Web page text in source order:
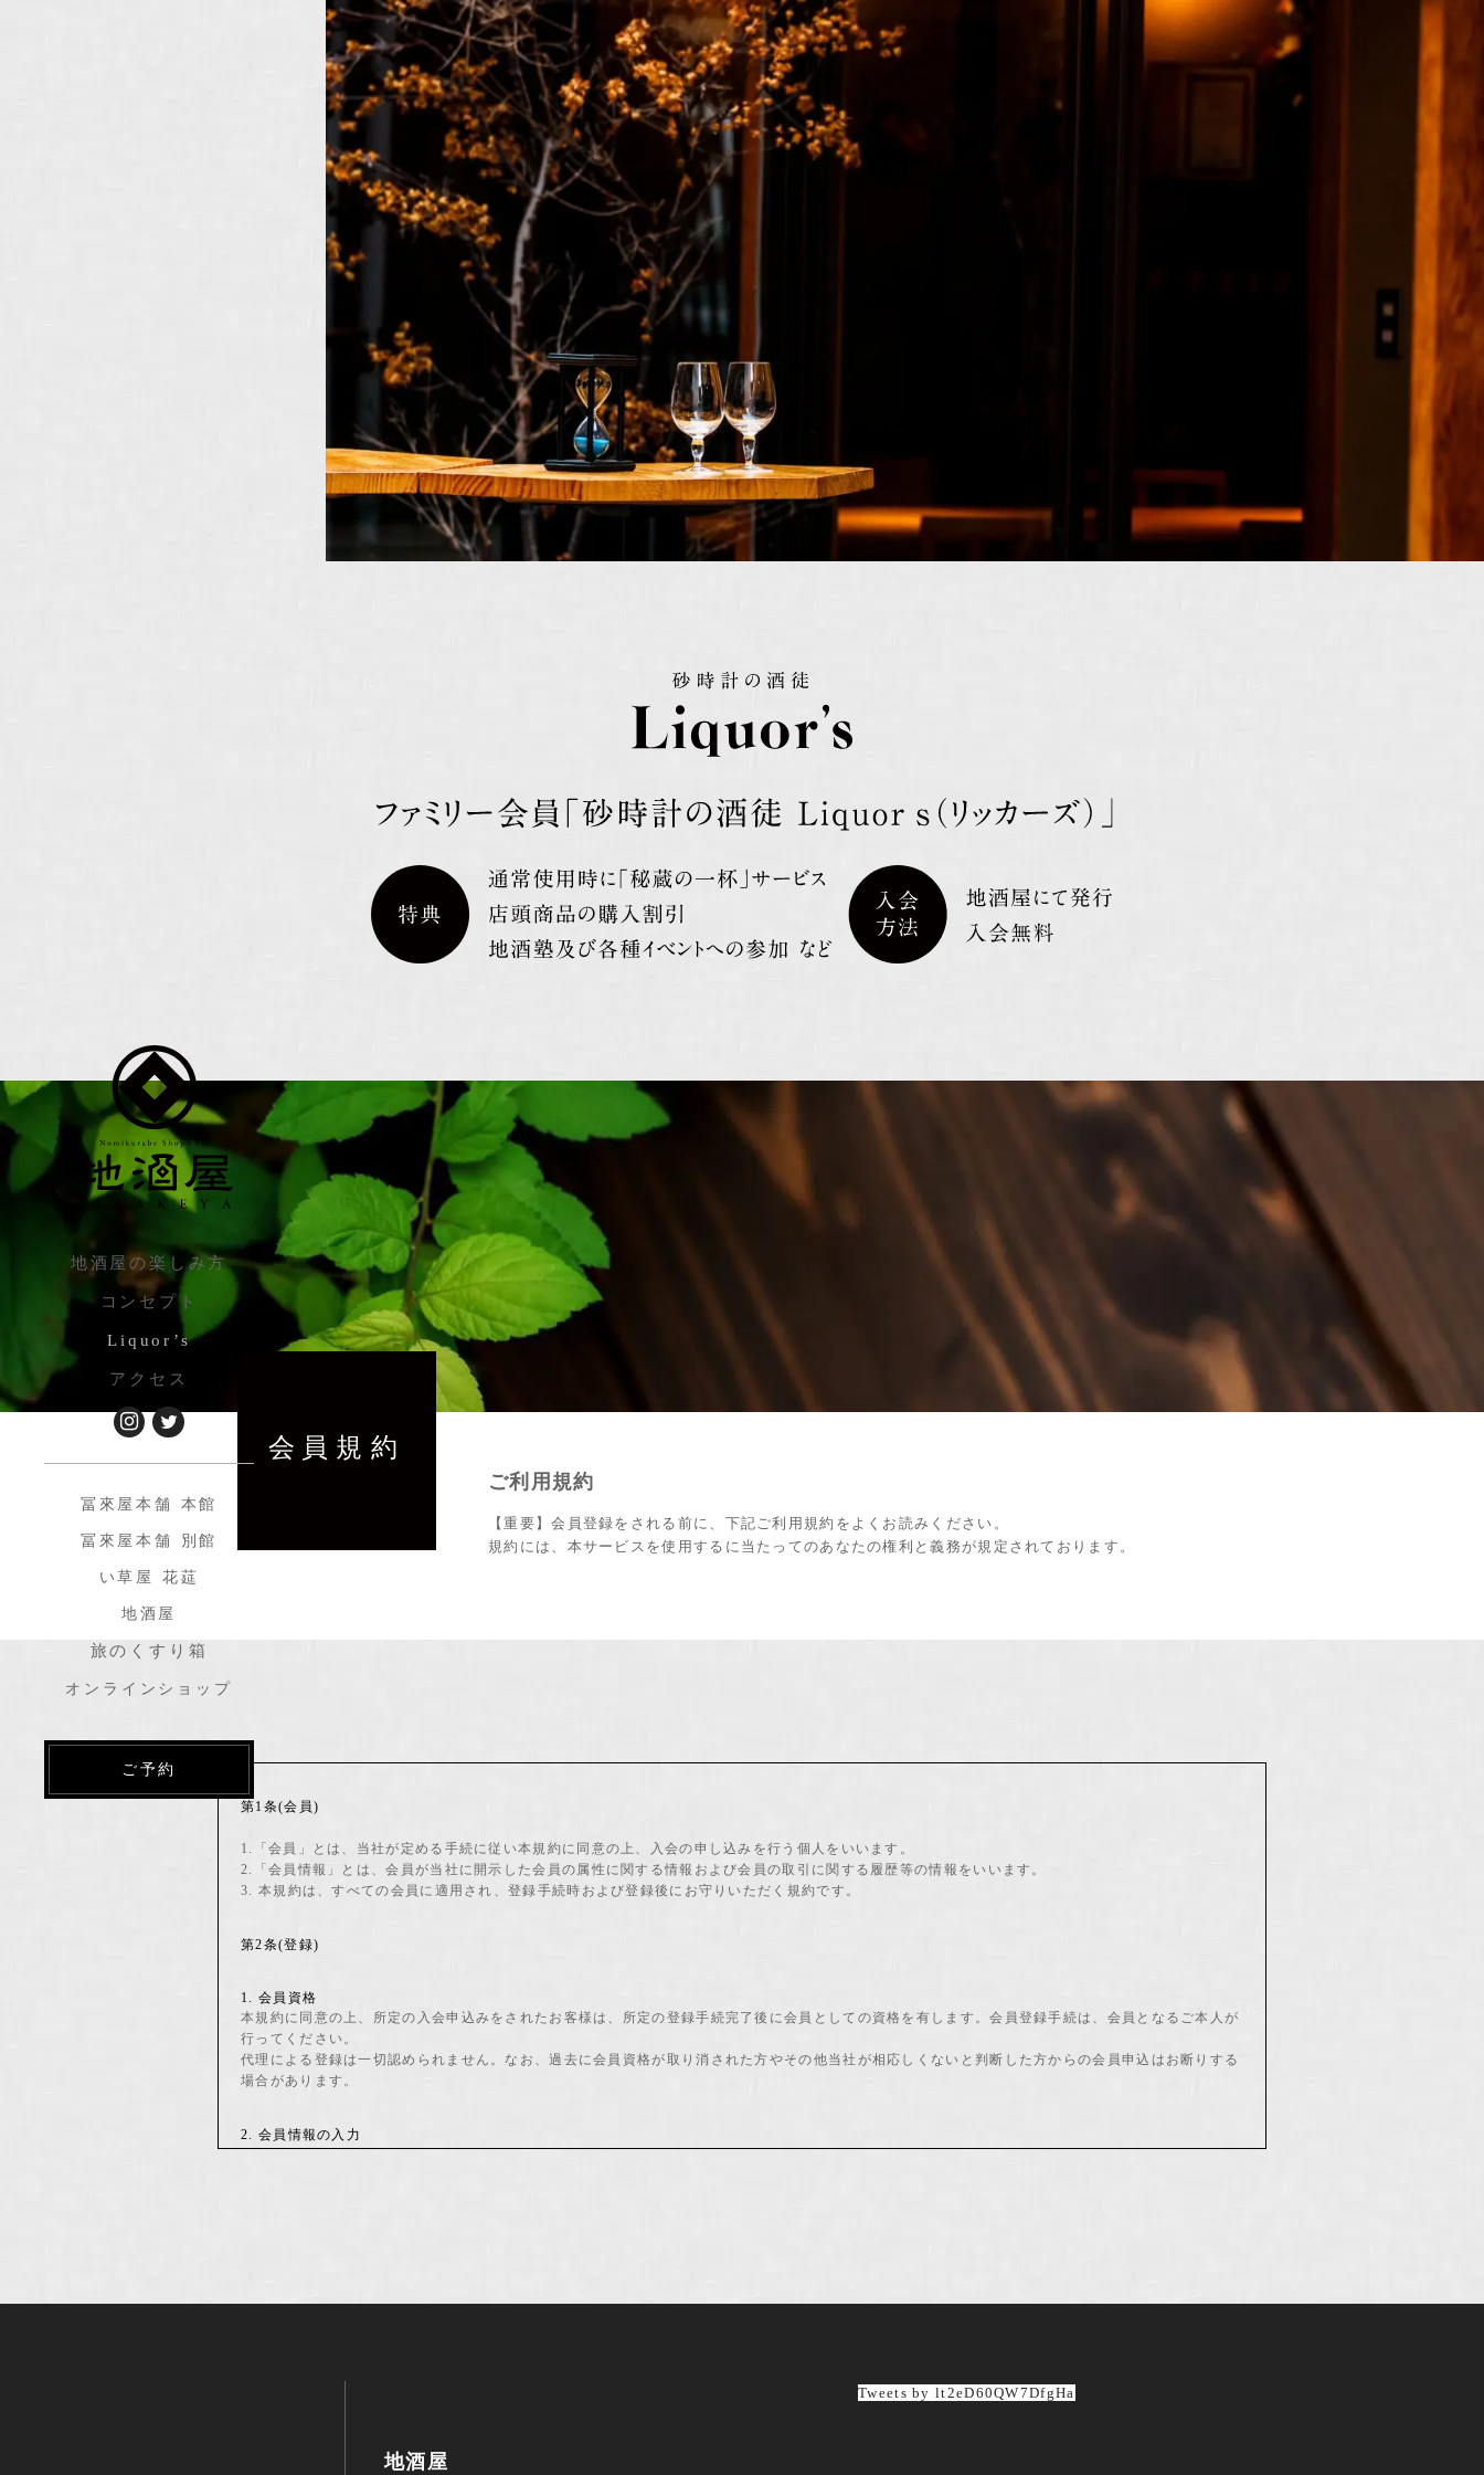
地酒屋の楽しみ方
コンセプト
Liquor’s
アクセス
冨來屋本舗 本館
冨來屋本舗 別館
い草屋 花莚
地酒屋
旅のくすり箱
オンラインショップ
ご予約
ご利用規約
【重要】会員登録をされる前に、下記ご利用規約をよくお読みください。
規約には、本サービスを使用するに当たってのあなたの権利と義務が規定されております。
第1条(会員)
1.「会員」とは、当社が定める手続に従い本規約に同意の上、入会の申し込みを行う個人をいいます。
2.「会員情報」とは、会員が当社に開示した会員の属性に関する情報および会員の取引に関する履歴等の情報をいいます。
3. 本規約は、すべての会員に適用され、登録手続時および登録後にお守りいただく規約です。
第2条(登録)
1. 会員資格
本規約に同意の上、所定の入会申込みをされたお客様は、所定の登録手続完了後に会員としての資格を有します。会員登録手続は、会員となるご本人が
行ってください。
代理による登録は一切認められません。なお、過去に会員資格が取り消された方やその他当社が相応しくないと判断した方からの会員申込はお断りする
場合があります。
2. 会員情報の入力
1. 会員は、氏名、住所など当社に届け出た事項に変更があった場合には、速やかに当社に連絡するものとします。
地酒屋
Tweets by lt2eD60QW7DfgHa